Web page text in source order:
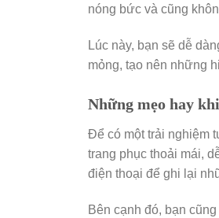
nóng bức và cũng
Lúc này, bạn sẽ dễ
mỏng, tạo nên những
Những mẹo hay
Để có một trải nghiệm
trang phục thoải mái,
điện thoại để ghi lại
Bên cạnh đó, bạn